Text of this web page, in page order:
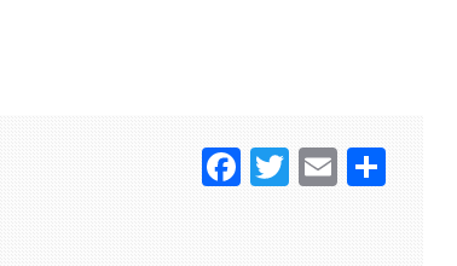
Facebook
TwitterEmail